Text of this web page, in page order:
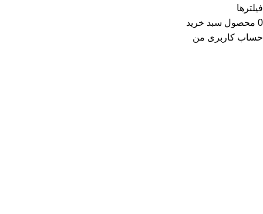
فیلترها
0 محصول سبد خرید
حساب کاربری من